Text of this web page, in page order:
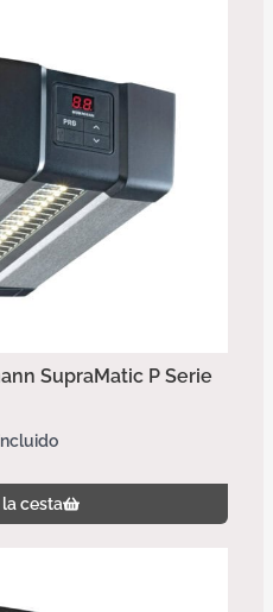
SupraMatic P Serie
cesta